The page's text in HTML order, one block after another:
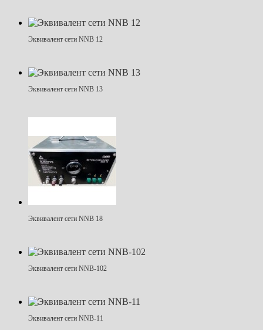
Эквивалент сети NNB 12
Эквивалент сети NNB 13
Эквивалент сети NNB 18
Эквивалент сети NNB-102
Эквивалент сети NNB-11